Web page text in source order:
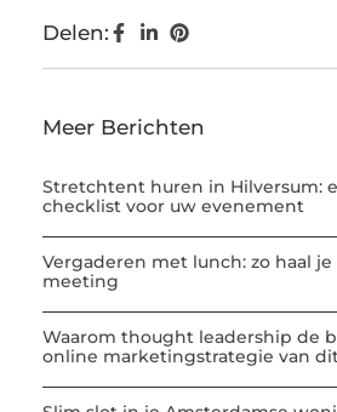
Delen:
Meer Berichten
Stretchtent huren in Hilversum:
checklist voor uw evenement
Vergaderen met lunch: zo haal
meeting
Waarom thought leadership de
online marketingstrategie van